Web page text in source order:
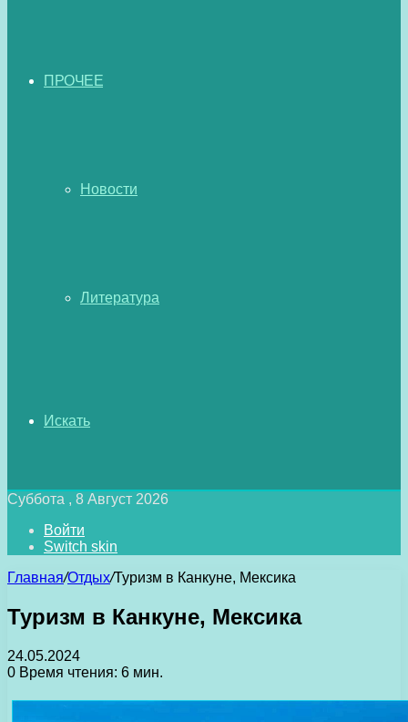
ПРОЧЕЕ
Новости
Литература
Искать
Суббота , 8 Август 2026
Войти
Switch skin
Главная/Отдых/Туризм в Канкуне, Мексика
Туризм в Канкуне, Мексика
24.05.2024
0 Время чтения: 6 мин.